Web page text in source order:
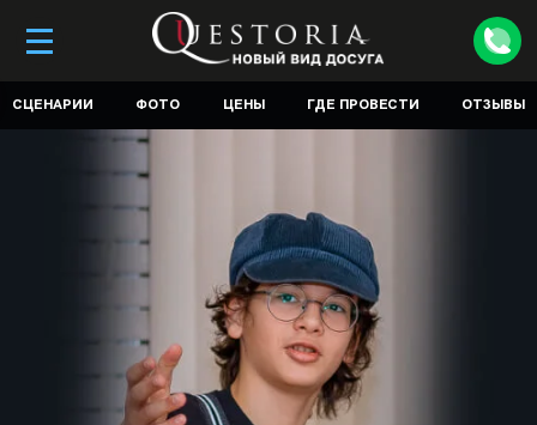
СЦЕНАРИИ ФОТО ЦЕНЫ ГДЕ ПРОВЕСТИ ОТЗЫВЫ